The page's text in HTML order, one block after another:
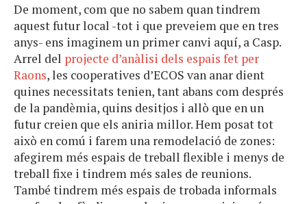
De moment, com que no sabem quan tindrem
aquest futur local -tot i que preveiem que en tres
anys- ens imaginem un primer canvi aquí, a Casp.
Arrel del projecte d’anàlisi dels espais fet per
Raons, les cooperatives d’ECOS van anar dient
quines necessitats tenien, tant abans com després
de la pandèmia, quins desitjos i allò que en un
futur creien que els aniria millor. Hem posat tot
això en comú i farem una remodelació de zones:
afegirem més espais de treball flexible i menys de
treball fixe i tindrem més sales de reunions.
També tindrem més espais de trobada informals